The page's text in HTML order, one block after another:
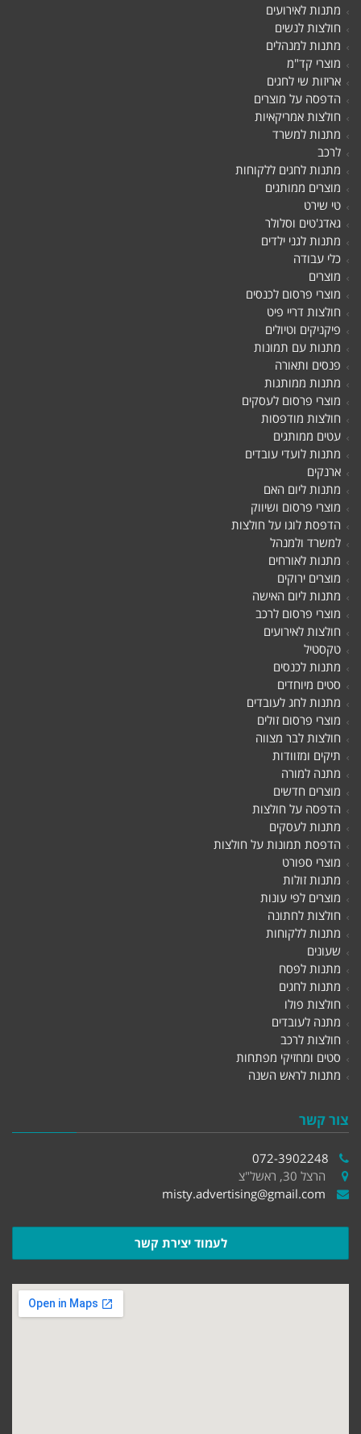
מתנות לאירועים
חולצות לנשים
מתנות למנהלים
מוצרי קד"מ
אריזות שי לחגים
הדפסה על מוצרים
חולצות אמריקאיות
מתנות למשרד
לרכב
מתנות לחגים ללקוחות
מוצרים ממותגים
טי שירט
גאדג'טים וסלולר
מתנות לגני ילדים
כלי עבודה
מוצרים
מוצרי פרסום לכנסים
חולצות דריי פיט
פיקניקים וטיולים
מתנות עם תמונות
פנסים ותאורה
מתנות ממותגות
מוצרי פרסום לעסקים
חולצות מודפסות
עטים ממותגים
מתנות לועדי עובדים
ארנקים
מתנות ליום האם
מוצרי פרסום ושיווק
הדפסת לוגו על חולצות
למשרד ולמנהל
מתנות לאורחים
מוצרים ירוקים
מתנות ליום האישה
מוצרי פרסום לרכב
חולצות לאירועים
טקסטיל
מתנות לכנסים
סטים מיוחדים
מתנות לחג לעובדים
מוצרי פרסום זולים
חולצות לבר מצווה
תיקים ומזוודות
מתנה למורה
מוצרים חדשים
הדפסה על חולצות
מתנות לעסקים
הדפסת תמונות על חולצות
מוצרי ספורט
מתנות זולות
מוצרים לפי עונות
חולצות לחתונה
מתנות ללקוחות
שעונים
מתנות לפסח
מתנות לחגים
חולצות פולו
מתנה לעובדים
חולצות לרכב
סטים ומחזיקי מפתחות
מתנות לראש השנה
צור קשר
072-3902248
הרצל 30, ראשל"צ
misty.advertising@gmail.com
לעמוד יצירת קשר